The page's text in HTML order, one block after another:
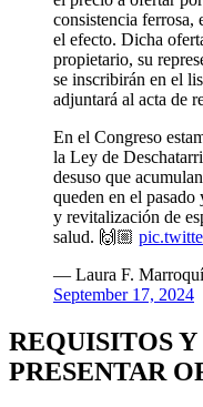
consistencia ferrosa,
el efecto. Dicha
propietario, su
se inscribirán en el
adjuntará al acta de
En el Congreso
la Ley de
desuso que
queden en el pasado
y revitalización de
salud. 🙌🏼
— Laura F.
September 17, 2024
REQUISITOS
PRESENTAR